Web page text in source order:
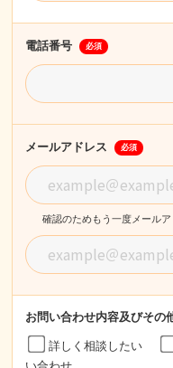
電話番号 必須
メールアドレス 必須
確認のためもう一度メール
お問い合わせ内容及びその
詳しく相談したい